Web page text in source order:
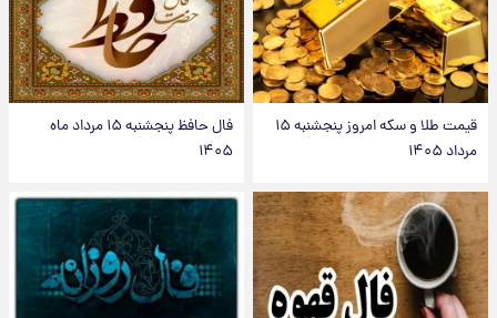
قیمت طلا و سکه امروز پنجشنبه ۱۵
مرداد ۱۴۰۵
فال حافظ پنجشنبه ۱۵ مرداد ماه
۱۴۰۵